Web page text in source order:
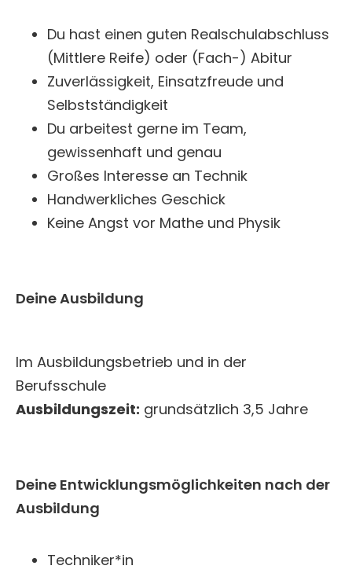
Du hast einen guten Realschulabschluss
(Mittlere Reife) oder (Fach-) Abitur
Zuverlässigkeit, Einsatzfreude und
Selbstständigkeit
Du arbeitest gerne im Team,
gewissenhaft und genau
Großes Interesse an Technik
Handwerkliches Geschick
Keine Angst vor Mathe und Physik
Deine Ausbildung
Im Ausbildungsbetrieb und in der
Berufsschule
Ausbildungszeit: grundsätzlich 3,5 Jahre
Deine Entwicklungsmöglichkeiten nach der
Ausbildung
Techniker*in